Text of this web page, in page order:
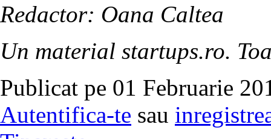
Redactor: Oana Caltea
Un material startups.ro.
Publicat pe 01 Februarie
Autentifica-te sau